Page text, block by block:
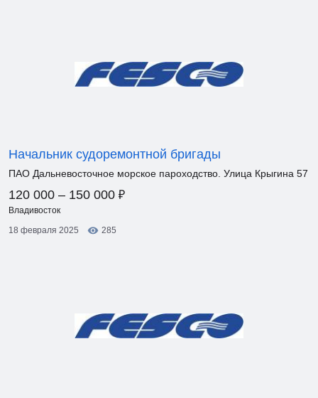
Начальник судоремонтной бригады
ПАО Дальневосточное морское пароходство. Улица Крыгина 57
120 000 – 150 000 ₽
Владивосток
18 февраля 2025
285